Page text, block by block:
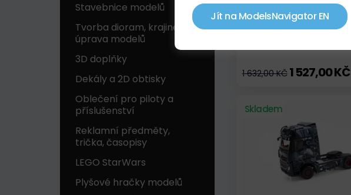
Stavebnice modelů
Tvorba dioram, krajinek a
úprava modelů
3D doplňky
Dekály a 2D obtisky
Oblečení pro piloty a
příslušenství
Reklamní předměty,
trička, časopisy
LEGO StarWars
Plyšové hračky modelů
1 632,00 KČ1 527,00 KČ
Skladem
Jít na ModelsNavigator EN